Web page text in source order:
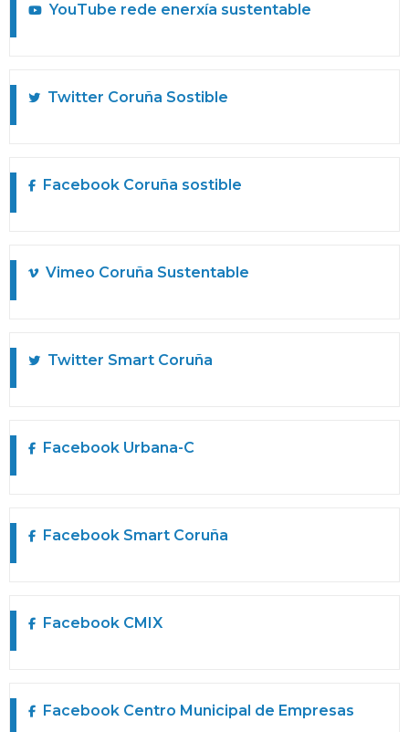
YouTube rede enerxía sustentable
Twitter Coruña Sostible
Facebook Coruña sostible
Vimeo Coruña Sustentable
Twitter Smart Coruña
Facebook Urbana-C
Facebook Smart Coruña
Facebook CMIX
Facebook Centro Municipal de Empresas